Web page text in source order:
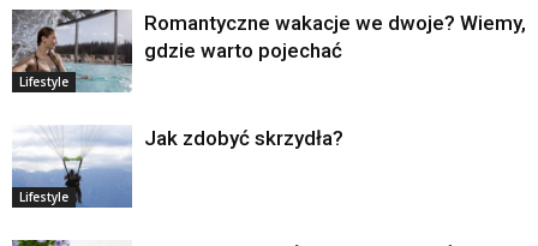
Lifestyle
Romantyczne wakacje we dwoje? Wiemy,
gdzie warto pojechać
Lifestyle
Jak zdobyć skrzydła?